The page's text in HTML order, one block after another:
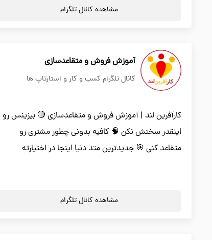
مشاهده کانال تلگرام
آموزش فروش و متقاعدسازی
کانال تلگرام کسب و کار و استارتاپ ها
کارآفرین لند | آموزش فروش و متقاعدسازی 🔴 بیزینس رو
اینقدر سختش نکن 🧠 کافیه بدونی چطور مشتری رو
متقاعد کنی 🎯 جدیدترین متد دنیا اینجا در اختیارته
مشاهده کانال تلگرام